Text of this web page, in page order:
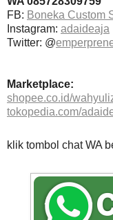
FB: Boneka Custom
Instagram: adaideaja
Twitter: @
Marketplace:
shopee.co.id/
tokopedia.com/
klik tombol chat WA